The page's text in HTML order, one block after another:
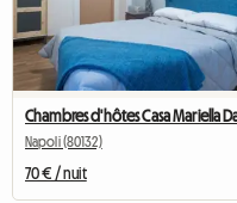
Napoli (80132)
70 € / nuit